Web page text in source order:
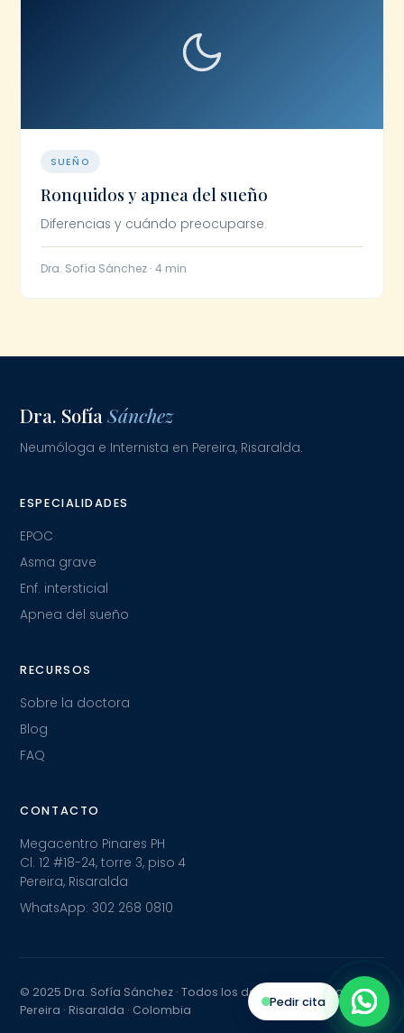
SUEÑO
Ronquidos y apnea del sueño
Diferencias y cuándo preocuparse.
Dra. Sofía Sánchez · 4 min
Dra. SofíaSánchez
Neumóloga e Internista en Pereira, Risaralda.
ESPECIALIDADES
EPOC
Asma grave
Enf. intersticial
Apnea del sueño
RECURSOS
Sobre la doctora
Blog
FAQ
CONTACTO
Megacentro Pinares PH
Cl. 12 #18-24, torre 3, piso 4
Pereira, Risaralda
WhatsApp: 302 268 0810
© 2025 Dra. Sofía Sánchez · Todos los derechos reservados
Pereira · Risaralda · Colombia
Pedir cita